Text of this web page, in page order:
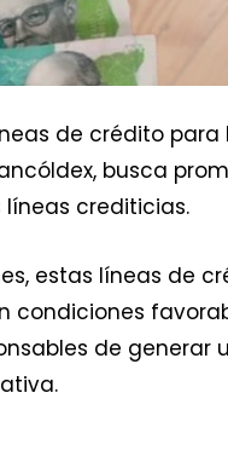
de crédito para
busca
crediticias.
estas líneas de
condiciones
de